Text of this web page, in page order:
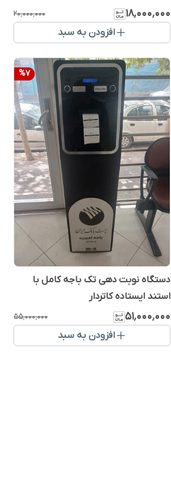
۱۸٬۰۰۰٬۰۰۰ ۲۰٬۰۰۰٬۰۰۰
افزودن به سبد
%7
دستگاه نوبت دهی تک باجه کامل با
استند ایستاده کاتردار
۵۱٬۰۰۰٬۰۰۰ ۵۵٬۰۰۰٬۰۰۰
افزودن به سبد